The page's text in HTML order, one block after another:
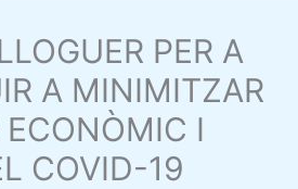
PER A
A MINIMITZAR
ECONÒMIC I
COVID-19